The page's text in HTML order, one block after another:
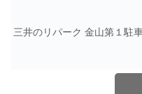
三井のリパーク 金山第１駐